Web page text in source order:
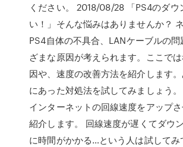
ください。 2018/08/28 「PS4のダウ
い！」そんな悩みはありませんか？
PS4自体の不具合、LANケーブルの問
ざまな原因が考えられます。ここで
因や、速度の改善方法を紹介します
にあった対処法を試してみましょう
インターネットの回線速度をアップ
紹介します。 回線速度が遅くてダウ
に時間がかかる…という人は試してみ